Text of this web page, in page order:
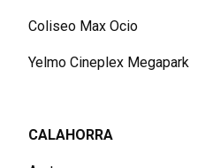
Coliseo Max Ocio
Yelmo Cineplex Megapark
CALAHORRA